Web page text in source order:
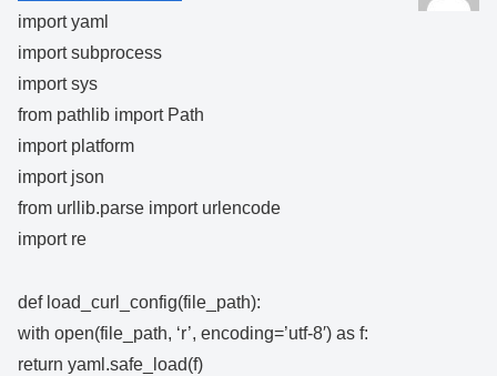
import yaml
import subprocess
import sys
from pathlib import Path
import platform
import json
from urllib.parse import urlencode
import re
def load_curl_config(file_path):
with open(file_path, ‘r’, encoding=’utf-8′) as f:
return yaml.safe_load(f)